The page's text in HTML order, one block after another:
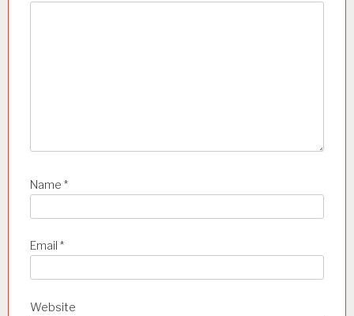
Name *
Email *
Website